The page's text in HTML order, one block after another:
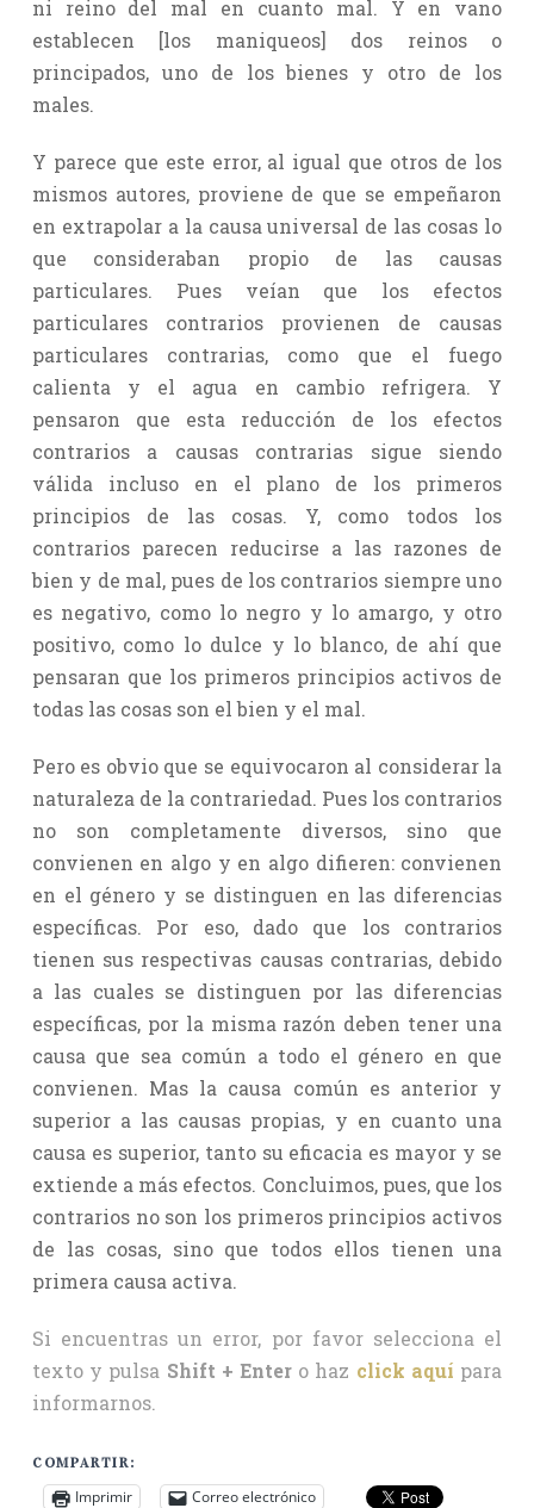
ni reino del mal en cuanto mal. Y en vano
establecen [los maniqueos] dos reinos o
principados, uno de los bienes y otro de los
males.
Y parece que este error, al igual que otros de los
mismos autores, proviene de que se empeñaron
en extrapolar a la causa universal de las cosas lo
que consideraban propio de las causas
particulares. Pues veían que los efectos
particulares contrarios provienen de causas
particulares contrarias, como que el fuego
calienta y el agua en cambio refrigera. Y
pensaron que esta reducción de los efectos
contrarios a causas contrarias sigue siendo
válida incluso en el plano de los primeros
principios de las cosas. Y, como todos los
contrarios parecen reducirse a las razones de
bien y de mal, pues de los contrarios siempre uno
es negativo, como lo negro y lo amargo, y otro
positivo, como lo dulce y lo blanco, de ahí que
pensaran que los primeros principios activos de
todas las cosas son el bien y el mal.
Pero es obvio que se equivocaron al considerar la
naturaleza de la contrariedad. Pues los contrarios
no son completamente diversos, sino que
convienen en algo y en algo difieren: convienen
en el género y se distinguen en las diferencias
específicas. Por eso, dado que los contrarios
tienen sus respectivas causas contrarias, debido
a las cuales se distinguen por las diferencias
específicas, por la misma razón deben tener una
causa que sea común a todo el género en que
convienen. Mas la causa común es anterior y
superior a las causas propias, y en cuanto una
causa es superior, tanto su eficacia es mayor y se
extiende a más efectos. Concluimos, pues, que los
contrarios no son los primeros principios activos
de las cosas, sino que todos ellos tienen una
primera causa activa.
Si encuentras un error, por favor selecciona el
texto y pulsa Shift + Enter o haz click aquí para
informarnos.
COMPARTIR:
Imprimir Correo electrónico